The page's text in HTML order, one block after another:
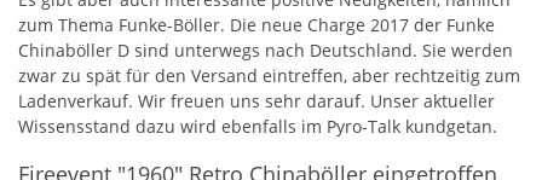
zum Thema Funke-Böller. Die neue Charge 2017 der Funke
Chinaböller D sind unterwegs nach Deutschland. Sie werden
zwar zu spät für den Versand eintreffen, aber rechtzeitig zum
Ladenverkauf. Wir freuen uns sehr darauf. Unser aktueller
Wissensstand dazu wird ebenfalls im Pyro-Talk kundgetan.
Fireevent "1960" Retro Chinaböller eingetroffen